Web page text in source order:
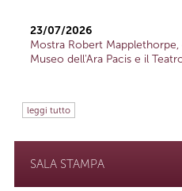
23/07/2026
Mostra Robert
Museo dell'Ara Pacis e il
leggi tutto
SALA STAMPA